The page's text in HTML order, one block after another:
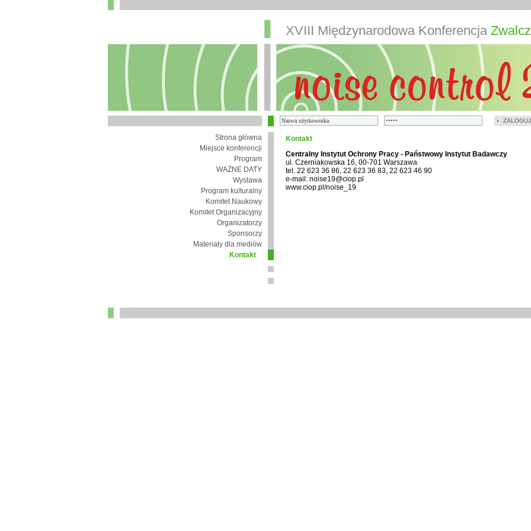
ZALOGUJ
XVIII Międzynarodowa Konferencja
Strona główna
Miejsce konferencji
Program
WAŻNE DATY
Wystawa
Program kulturalny
Komitet Naukowy
Komitet Organizacyjny
Organizatorzy
Sponsorzy
Materiały dla mediów
Kontakt
Kontakt
Centralny Instytut Ochrony Pracy - Państwowy Instytut Badawczy
ul. Czerniakowska 16, 00-701 Warszawa
tel. 22 623 36 86, 22 623 36 83, 22 623 46 90
e-mail: noise19@ciop.pl
www.ciop.pl/noise_19